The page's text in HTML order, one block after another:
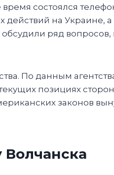
состоялся
действий на Украине,
обсудили ряд
По данным
позициях
законов
Волчанска